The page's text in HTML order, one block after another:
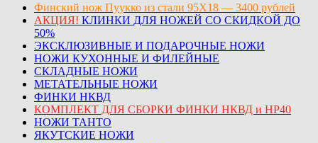
Финский нож Пуукко из стали 95Х18 — 3400 рублей
АКЦИЯ! КЛИНКИ ДЛЯ НОЖЕЙ СО СКИДКОЙ ДО
50%
ЭКСКЛЮЗИВНЫЕ И ПОДАРОЧНЫЕ НОЖИ
НОЖИ КУХОННЫЕ И ФИЛЕЙНЫЕ
СКЛАДНЫЕ НОЖИ
МЕТАТЕЛЬНЫЕ НОЖИ
ФИНКИ НКВД
КОМПЛЕКТ ДЛЯ СБОРКИ ФИНКИ НКВД и НР40
НОЖИ ТАНТО
ЯКУТСКИЕ НОЖИ